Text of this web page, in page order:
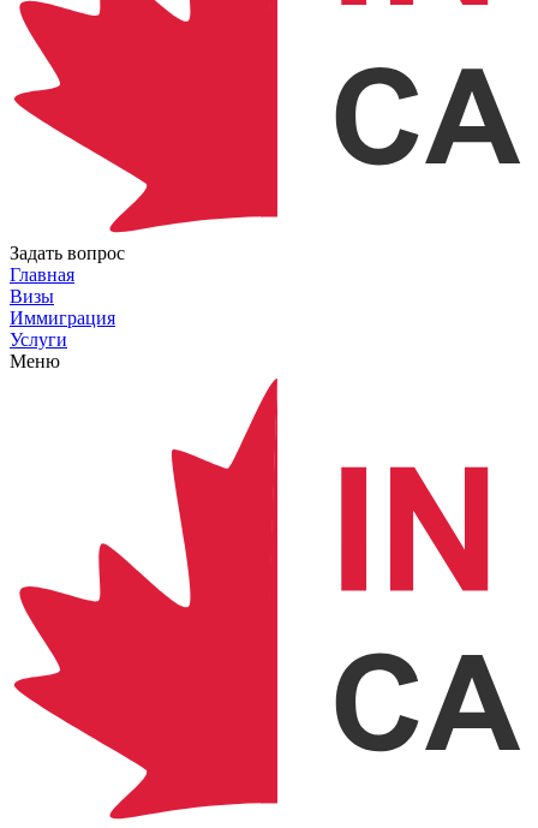
Задать вопрос
Главная
Визы
Иммиграция
Услуги
Меню